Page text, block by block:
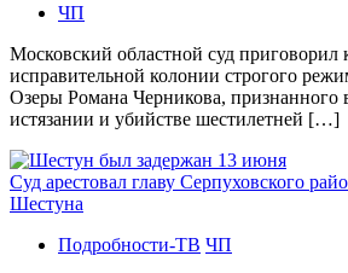
ЧП
Московский областной суд приговорил
исправительной колонии строгого
Озеры Романа Черникова, признанного
истязании и убийстве шестилетней […]
Суд арестовал главу Серпуховского
Шестуна
Подробности-ТВ ЧП